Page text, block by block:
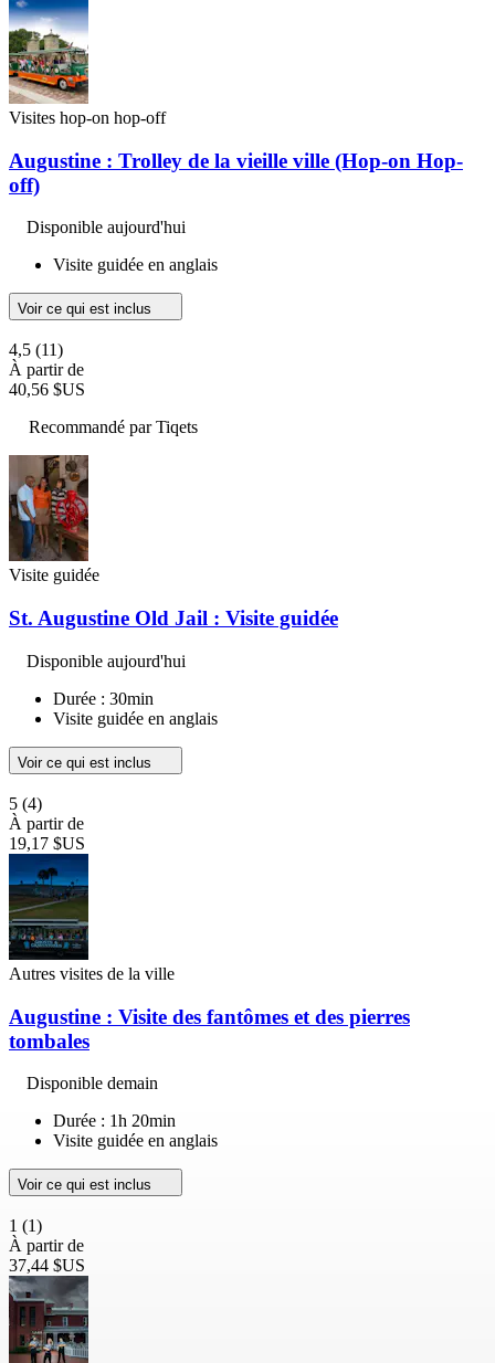
Visites hop-on hop-off
Augustine : Trolley de la vieille ville (Hop-on Hop-
off)
Disponible aujourd'hui
Visite guidée en anglais
Voir ce qui est inclus
4,5 (11)
À partir de
40,56 $US
Recommandé par Tiqets
Visite guidée
St. Augustine Old Jail : Visite guidée
Disponible aujourd'hui
Durée : 30min
Visite guidée en anglais
Voir ce qui est inclus
5 (4)
À partir de
19,17 $US
Autres visites de la ville
Augustine : Visite des fantômes et des pierres
tombales
Disponible demain
Durée : 1h 20min
Visite guidée en anglais
Voir ce qui est inclus
1 (1)
À partir de
37,44 $US